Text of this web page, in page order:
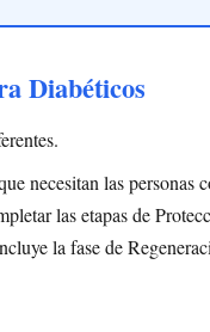
Diabéticos
necesitan las personas
las etapas de
la fase de